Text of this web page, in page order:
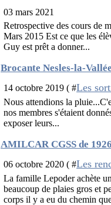
03 mars 2021
Retrospective des cours de
Mars 2015 Est ce que les
Guy est prêt a donner...
Brocante Nesles-la-
14 octobre 2019 ( #Les
Nous attendions la
nos membres s'étaient
exposer leurs...
AMILCAR CGSS de 1926
06 octobre 2020 ( #Les
La famille Lepoder achète
beaucoup de plaies gros et
corps il y a eu du chemin